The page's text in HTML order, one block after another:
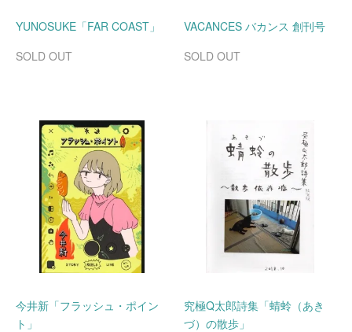
YUNOSUKE「FAR COAST」
SOLD OUT
VACANCES バカンス 創刊号
SOLD OUT
今井新「フラッシュ・ポイン
ト」
究極Q太郎詩集「蜻蛉（あき
づ）の散歩」